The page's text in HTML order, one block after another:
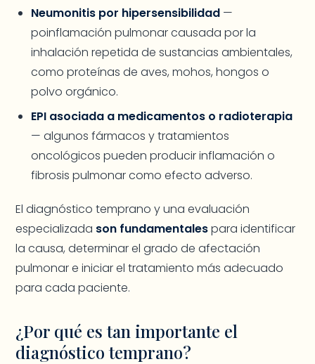
Neumonitis por hipersensibilidad—
poinflamación pulmonar causada por la
inhalación repetida de sustancias ambientales,
como proteínas de aves, mohos, hongos o
polvo orgánico.
EPI asociada a medicamentos o radioterapia
— algunos fármacos y tratamientos
oncológicos pueden producir inflamación o
fibrosis pulmonar como efecto adverso.
El diagnóstico temprano y una evaluación
especializada son fundamentalespara identificar
la causa, determinar el grado de afectación
pulmonar e iniciar el tratamiento más adecuado
para cada paciente.
¿Por qué es tan importante el
diagnóstico temprano?